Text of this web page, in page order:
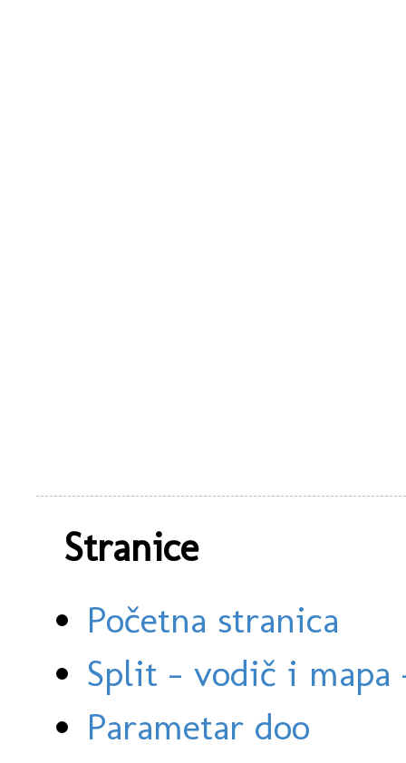
Stranice
Početna stranica
Split - vodič i
Parametar doo